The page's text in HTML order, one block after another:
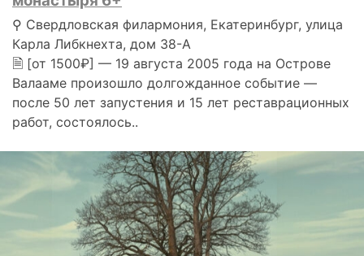
⚲ Свердловская филармония, Екатеринбург, улица
Карла Либкнехта, дом 38-А
🗎 [от 1500₽] — 19 августа 2005 года на Острове
Валааме произошло долгожданное событие —
после 50 лет запустения и 15 лет реставрационных
работ, состоялось..